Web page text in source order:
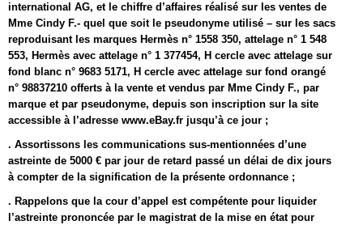
international AG, et le chiffre d’affaires réalisé sur les ventes de
Mme Cindy F.- quel que soit le pseudonyme utilisé – sur les sacs
reproduisant les marques Hermès n° 1558 350, attelage n° 1 548
553, Hermès avec attelage n° 1 377454, H cercle avec attelage sur
fond blanc n° 9683 5171, H cercle avec attelage sur fond orangé
n° 98837210 offerts à la vente et vendus par Mme Cindy F., par
marque et par pseudonyme, depuis son inscription sur la site
accessible à l’adresse www.eBay.fr jusqu’à ce jour ;
. Assortissons les communications sus-mentionnées d’une
astreinte de 5000 € par jour de retard passé un délai de dix jours
à compter de la signification de la présente ordonnance ;
. Rappelons que la cour d’appel est compétente pour liquider
l’astreinte prononcée par le magistrat de la mise en état pour